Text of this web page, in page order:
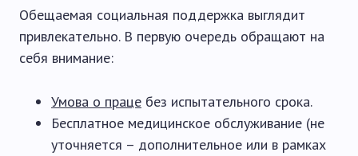
Обещаемая социальная поддержка выглядит
привлекательно. В первую очередь обращают на
себя внимание:
Умова о праце без испытательного срока.
Бесплатное медицинское обслуживание (не
уточняется – дополнительное или в рамках